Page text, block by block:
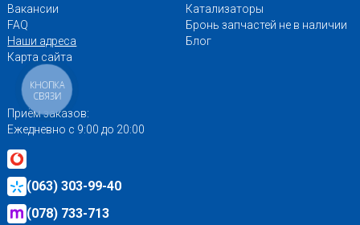
Вакансии
FAQ
Наши адреса
Карта сайта
Катализаторы
Бронь запчастей не в наличии
Блог
Приём заказов:
Ежедневно с 9:00 до 20:00
(063) 303-99-40
(078) 733-713
КНОПКА
СВЯЗИ